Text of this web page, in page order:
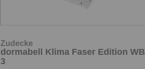
Zudecke
dormabell Klima Faser Edition WB
3